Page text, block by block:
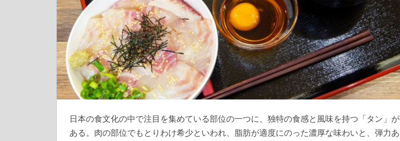
日本の食文化の中で注目を集めている部位の一つに、独特の食感と風味を持つ「タン」が
ある。 肉の部位でもとりわけ希少といわれ、脂肪が適度にのった濃厚な味わいと、弾力あ